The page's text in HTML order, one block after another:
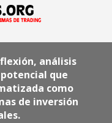
análisis
que
como
de inversión